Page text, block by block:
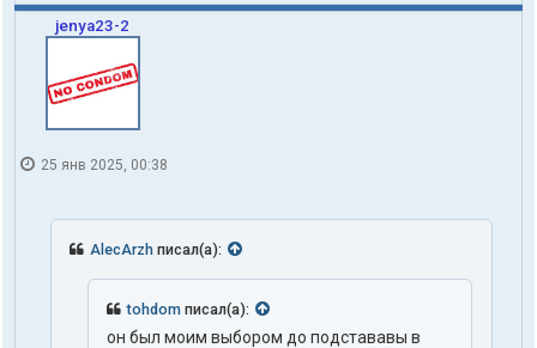
jenya23-2
25 янв 2025, 00:38
AlecArzh писал(а):
tohdom писал(а):
он был моим выбором до подстававы в